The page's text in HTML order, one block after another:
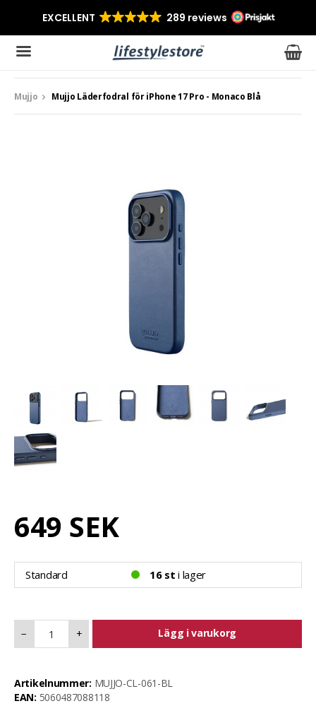
Produkten har blivit tillagd i varukorgen
Mujjo Mujjo Läderfodral för iPhone 17 Pro - Monaco Blå
649 SEK
Standard 16 st i lager
− + Lägg i varukorg
Artikelnummer: MUJJO-CL-061-BL
EAN: 5060487088118